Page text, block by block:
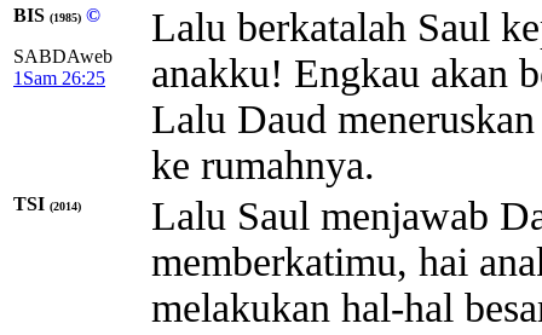
BIS (1985) ©
SABDAweb
1Sam 26:25
Lalu berkatalah Saul
anakku! Engkau akan
Lalu Daud
ke rumahnya.
TSI (2014)
Lalu Saul menjawab
memberkatimu, hai
melakukan hal-hal